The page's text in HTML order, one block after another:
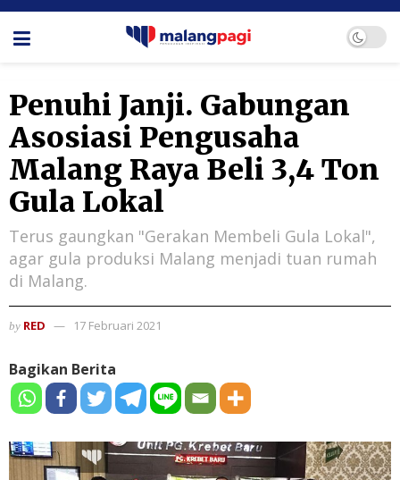
Penuhi Janji. Gabungan
Asosiasi Pengusaha
Malang Raya Beli 3,4 Ton
Gula Lokal
Terus gaungkan "Gerakan Membeli Gula Lokal",
agar gula produksi Malang menjadi tuan rumah
di Malang.
by RED 17 Februari 2021
Bagikan Berita